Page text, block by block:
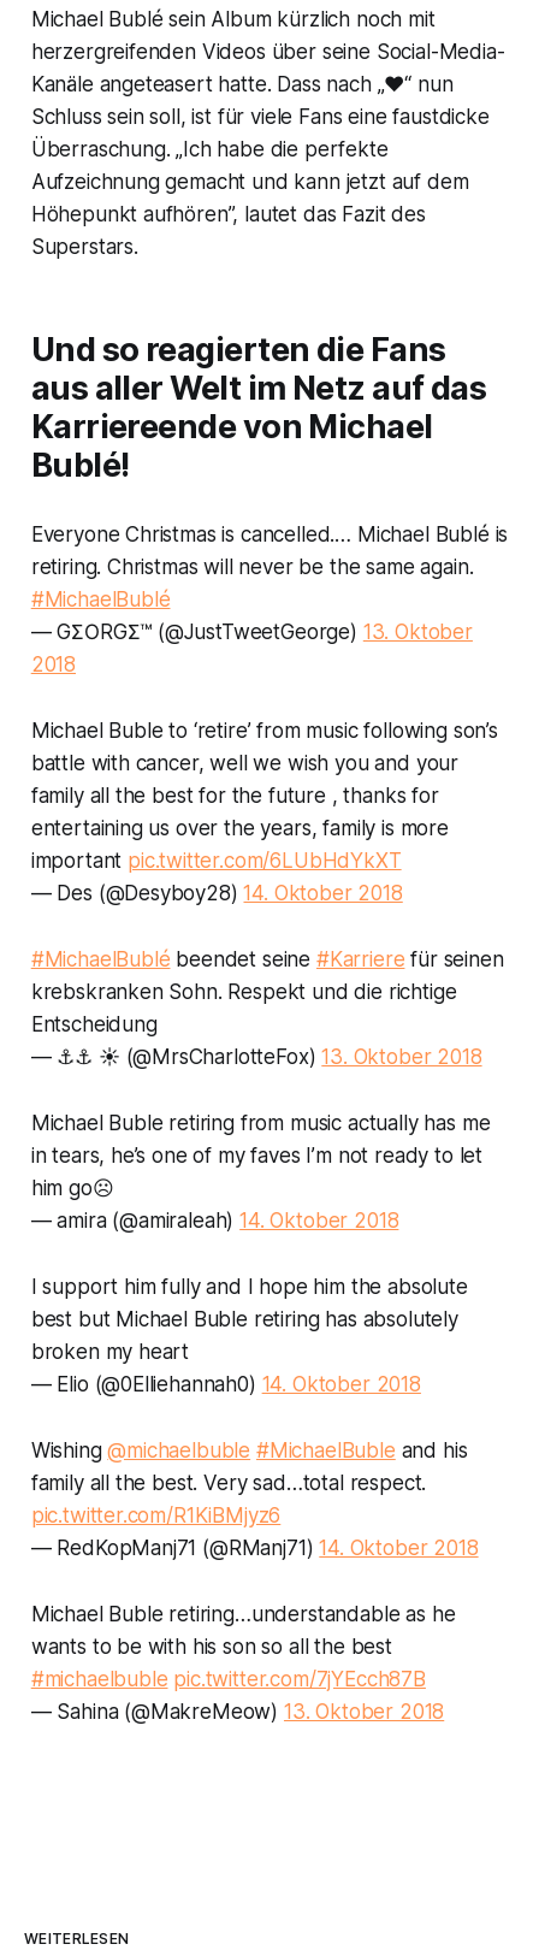
Michael Bublé sein Album kürzlich noch mit
herzergreifenden Videos über seine Social-Media-
Kanäle angeteasert hatte. Dass nach „❤“ nun
Schluss sein soll, ist für viele Fans eine faustdicke
Überraschung. „Ich habe die perfekte
Aufzeichnung gemacht und kann jetzt auf dem
Höhepunkt aufhören”, lautet das Fazit des
Superstars.
Und so reagierten die Fans
aus aller Welt im Netz auf das
Karriereende von Michael
Bublé!
Everyone Christmas is cancelled.… Michael Bublé is
retiring. Christmas will never be the same again.
#MichaelBublé
— GΣΟRGΣ™ (@JustTweetGeorge) 13. Oktober
2018
Michael Buble to ‘retire’ from music following son’s
battle with cancer, well we wish you and your
family all the best for the future , thanks for
entertaining us over the years, family is more
important pic.twitter.com/6LUbHdYkXT
— Des (@Desyboy28)14. Oktober 2018
#MichaelBublé beendet seine #Karriere für seinen
krebskranken Sohn. Respekt und die richtige
Entscheidung
— ⚓⚓ ☀ (@MrsCharlotteFox)13. Oktober 2018
Michael Buble retiring from music actually has me
in tears, he’s one of my faves I’m not ready to let
him go☹️
— amira (@amiraleah)14. Oktober 2018
I support him fully and I hope him the absolute
best but Michael Buble retiring has absolutely
broken my heart
— Elio (@0Elliehannah0) 14. Oktober 2018
Wishing@michaelbuble #MichaelBuble and his
family all the best. Very sad…total respect.
pic.twitter.com/R1KiBMjyz6
— RedKopManj71 (@RManj71)14. Oktober 2018
Michael Buble retiring…understandable as he
wants to be with his son so all the best
#michaelbuble pic.twitter.com/7jYEcch87B
— Sahina (@MakreMeow) 13. Oktober 2018
WEITERLESEN